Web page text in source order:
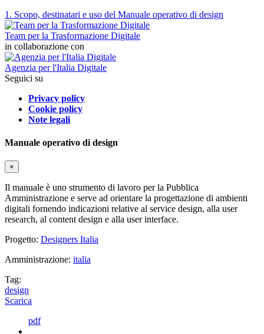
1. Scopo, destinatari e uso del Manuale operativo di design
Team per la Trasformazione Digitale
in collaborazione con
Agenzia per l'Italia Digitale
Seguici su
Privacy policy
Cookie policy
Note legali
Manuale operativo di design
×
Il manuale è uno strumento di lavoro per la Pubblica
Amministrazione e serve ad orientare la progettazione di ambienti
digitali fornendo indicazioni relative al service design, alla user
research, al content design e alla user interface.
Progetto: Designers Italia
Amministrazione: italia
Tag:
design
Scarica
pdf